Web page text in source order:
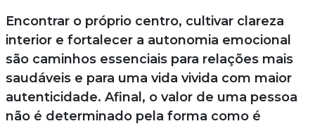
Encontrar o próprio centro, cultivar clareza
interior e fortalecer a autonomia emocional
são caminhos essenciais para relações mais
saudáveis e para uma vida vivida com maior
autenticidade. Afinal, o valor de uma pessoa
não é determinado pela forma como é